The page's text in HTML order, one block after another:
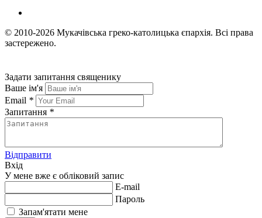
© 2010-2026 Мукачівська греко-католицька єпархія. Всі права
застережено.
Задати запитання священику
Ваше ім'я
Email *
Запитання *
Відправити
Вхід
У мене вже є обліковий запис
E-mail
Пароль
Запам'ятати мене